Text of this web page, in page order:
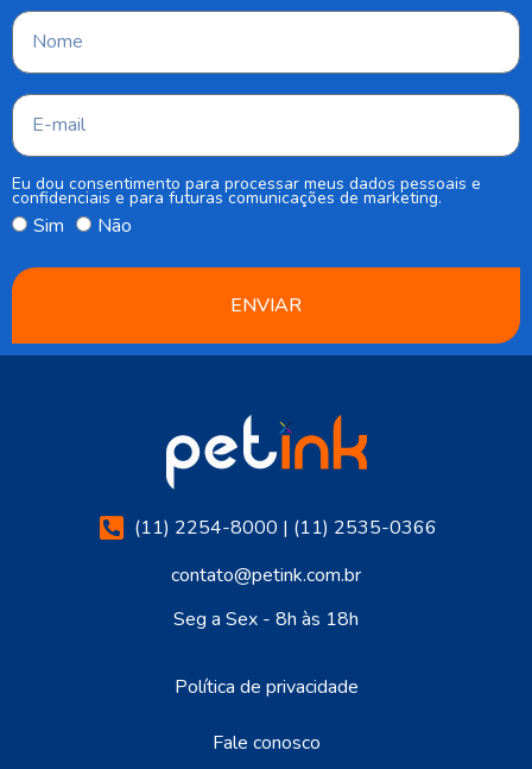
Eu dou consentimento para processar meus dados pessoais e
confidenciais e para futuras comunicações de marketing.
Sim Não
ENVIAR
(11) 2254-8000 | (11) 2535-0366
contato@petink.com.br
Seg a Sex - 8h às 18h
Política de privacidade
Fale conosco